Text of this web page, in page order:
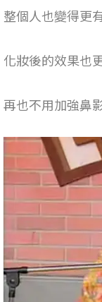
整個人也變得更
化妝後的效果也
再也不用加強鼻